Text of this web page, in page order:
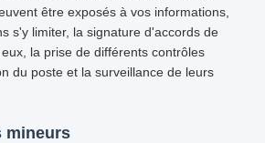
être exposés à vos informations,
s'y limiter, la signature d'accords de
la prise de différents contrôles
du poste et la surveillance de leurs
mineurs